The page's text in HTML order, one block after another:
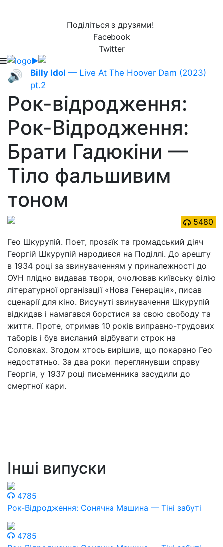
Поділіться з друзями!
Facebook
Twitter
🔊 Billy Idol — Live At The Hoover Dam (2023)
pt.2
Рок-відродження:
Рок-Відродження:
Брати Гадюкіни —
Тіло фальшивим
тоном
5480
Гео Шкурупій. Поет, прозаїк та громадський діяч
Георгій Шкурупій народився на Поділлі. До арешту
в 1934 році за звинуваченням у приналежності до
ОУН плідно видавав твори, очолював київську філію
літературної організації «Нова Генерація», писав
сценарії для кіно. Висунуті звинувачення Шкурупій
відкидав і намагався боротися за свою свободу та
життя. Проте, отримав 10 років виправно-трудових
таборів і був висланий відбувати строк на
Соловках. Згодом хтось вирішив, що покарано Гео
недостатньо. За два роки, переглянувши справу
Георгія, у 1937 році письменника засудили до
смертної кари.
Інші випуски
4785
Рок-Відродження: Сонячна Машина — Тіні забуті
4785